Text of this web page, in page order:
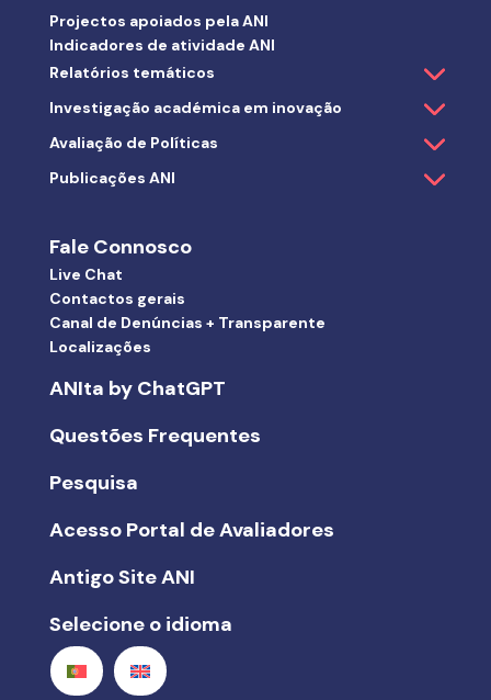
Projectos apoiados pela ANI
Indicadores de atividade ANI
Relatórios temáticos
Investigação académica em inovação
Avaliação de Políticas
Publicações ANI
Fale Connosco
Live Chat
Contactos gerais
Canal de Denúncias + Transparente
Localizações
ANIta by ChatGPT
Questões Frequentes
Pesquisa
Acesso Portal de Avaliadores
Antigo Site ANI
Selecione o idioma